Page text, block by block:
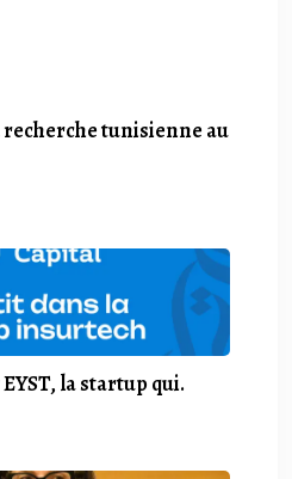
recherche tunisienne au
la startup qui.